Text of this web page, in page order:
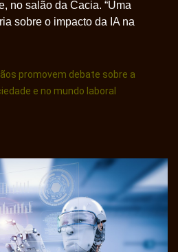
no salão da Cacia. “Uma
sobre o impacto da IA na
promovem debate sobre a
e no mundo laboral